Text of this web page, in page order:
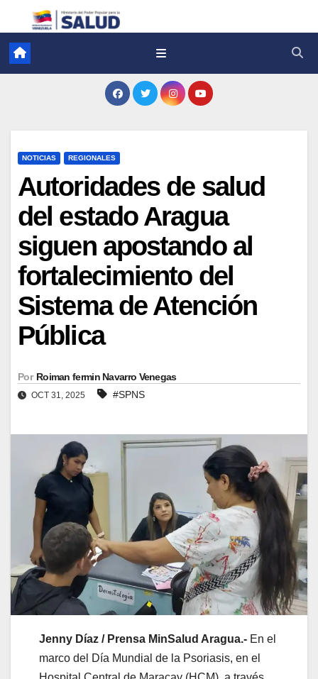
NOTICIAS REGIONALES
Autoridades de salud
del estado Aragua
siguen apostando al
fortalecimiento del
Sistema de Atención
Pública
Por Roiman fermin Navarro Venegas
OCT 31, 2025 #SPNS
Jenny Díaz / Prensa MinSalud Aragua.- En el
marco del Día Mundial de la Psoriasis, en el